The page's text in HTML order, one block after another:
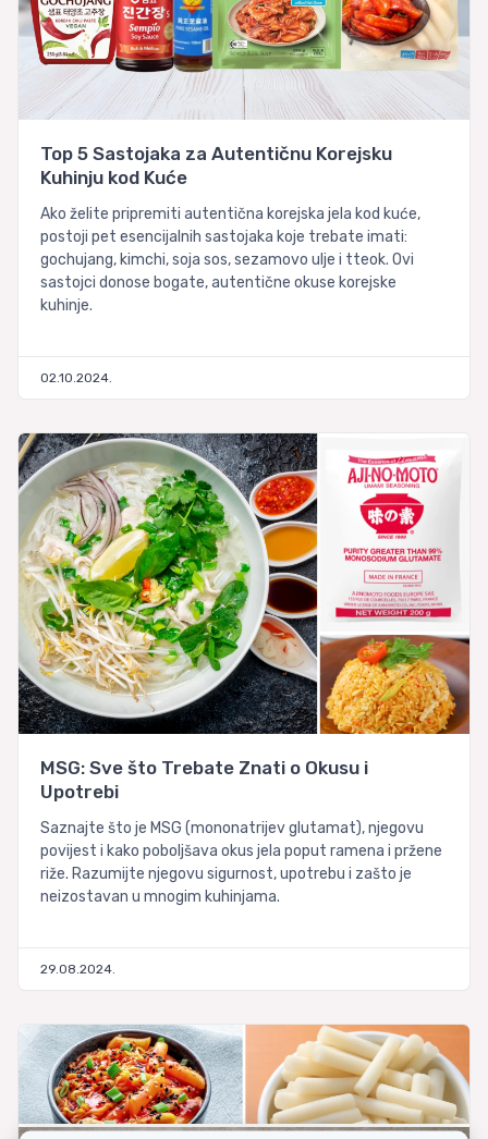
Top 5 Sastojaka za Autentičnu Korejsku
Kuhinju kod Kuće
Ako želite pripremiti autentična korejska jela kod kuće,
postoji pet esencijalnih sastojaka koje trebate imati:
gochujang, kimchi, soja sos, sezamovo ulje i tteok. Ovi
sastojci donose bogate, autentične okuse korejske
kuhinje.
02.10.2024.
MSG: Sve što Trebate Znati o Okusu i
Upotrebi
Saznajte što je MSG (mononatrijev glutamat), njegovu
povijest i kako poboljšava okus jela poput ramena i pržene
riže. Razumijte njegovu sigurnost, upotrebu i zašto je
neizostavan u mnogim kuhinjama.
29.08.2024.